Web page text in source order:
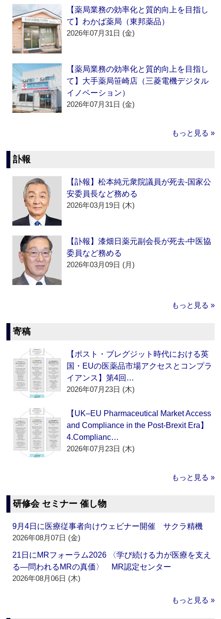
【薬局業務の効率化と質的向上を目指し
て】わかば薬局（東邦薬品）
2026年07月31日 (金)
【薬局業務の効率化と質的向上を目指し
て】大手薬局笹崎店（三菱電機デジタル
イノベーション）
2026年07月31日 (金)
もっと見る »
訃報
【訃報】松本純元衆院議員が死去‐国家公
安委員長など務める
2026年03月19日 (木)
【訃報】漆畑日薬元副会長が死去‐中医協
委員など務める
2026年03月09日 (月)
もっと見る »
寄稿
【ポスト・ブレグジット時代における英
国・EUの医薬品市場アクセスとコンプラ
イアンス】第4回…
2026年07月23日 (木)
【UK–EU Pharmaceutical Market Access
and Compliance in the Post-Brexit Era】
4.Complianc…
2026年07月23日 (木)
もっと見る »
研修会 セミナー 催し物
9月4日に医療従事者向けウェビナー開催 サクラ精機
2026年08月07日 (金)
21日にMRフォーラム2026 〈学び続ける力が医療を支え
る―問われるMRの真価〉 MR認定センター
2026年08月06日 (木)
もっと見る »